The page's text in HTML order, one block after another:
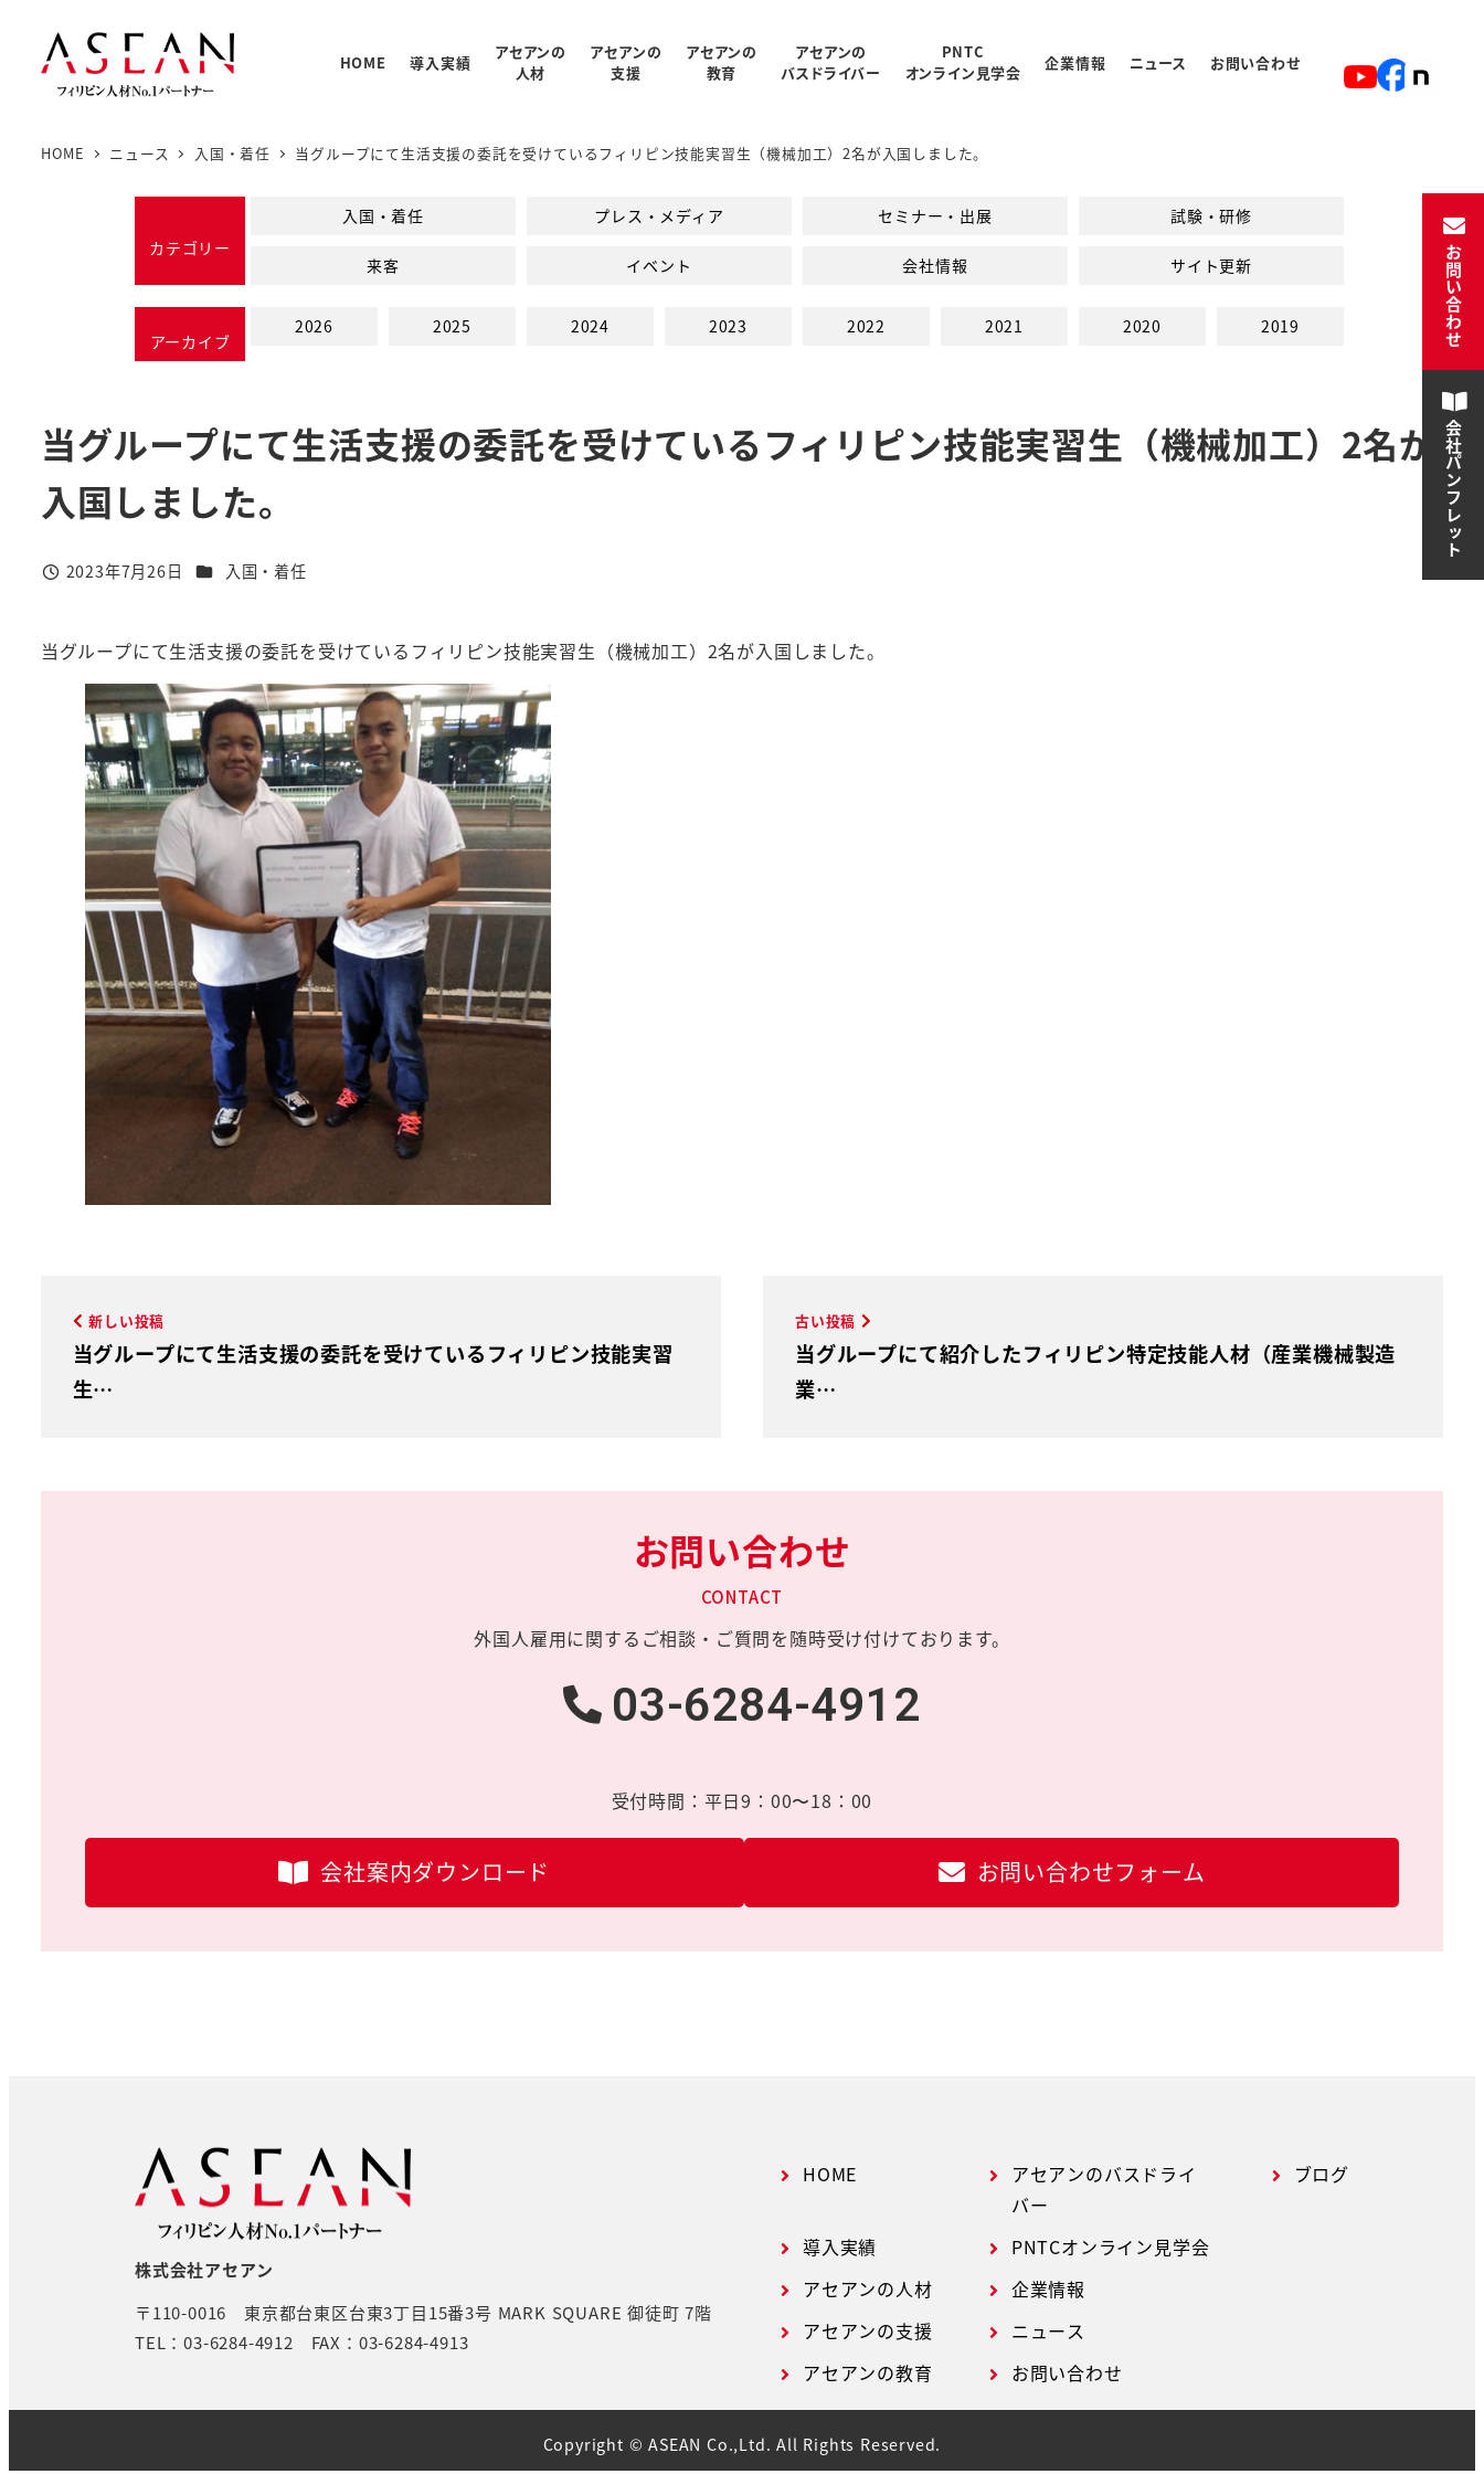
HOME 導入実績
アセアンの
人材
PNTCの教育費
アセアンの
支援
アセアンの
教育
アセアンの
バスドライバー
PNTC
オンライン見学会
企業情報 ニュース お問い合わせ
HOME ニュース 入国・着任 当グループにて生活支援の委託を受けているフィリピン技能実習生（機械加工）2名が入国しました。
カテゴリー
入国・着任 プレス・メディア セミナー・出展 試験・研修
来客 イベント 会社情報 サイト更新
アーカイブ
2026 2025 2024 2023 2022 2021 2020 2019
当グループにて生活支援の委託を受けているフィリピン技能実習生（機械加工）2名が
入国しました。
投稿日
2023年7月26日 カテゴリー
入国・着任
当グループにて生活支援の委託を受けているフィリピン技能実習生（機械加工）2名が入国しました。
古い投稿
当グループにて紹介したフィリピン特定技能人材（産業機械製造
業…
新しい投稿
当グループにて生活支援の委託を受けているフィリピン技能実習
生…
お問い合わせ
CONTACT
外国人雇用に関する ご相談・ご質問を随時受け付けております。
03-6284-4912
受付時間： 平日9：00〜18：00
会社案内ダウンロード お問い合わせフォーム
お問い合わせ
会社パンフレット
株式会社アセアン
〒110-0016 東京都台東区台東3丁目15番3号 MARK SQUARE 御徒町 7階
TEL：03-6284-4912 FAX：03-6284-4913
HOME
導入実績
アセアンの人材
アセアンの支援
アセアンの教育
アセアンのバスドライ
バー
PNTCオンライン見学会
企業情報
ニュース
お問い合わせ
ブログ
Copyright © ASEAN Co.,Ltd. All Rights Reserved.